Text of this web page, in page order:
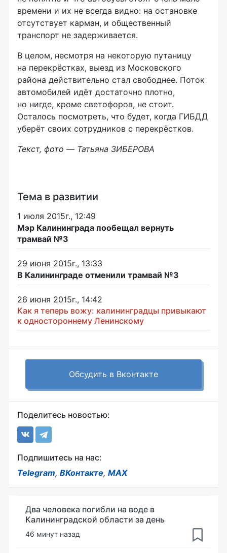
времени и их не всегда видно: на остановке
отсутствует карман, и общественный
транспорт не задерживается.
В целом, несмотря на некоторую путаницу
на перекрёстках, выезд из Московского
района действительно стал свободнее. Поток
автомобилей идёт достаточно плотно,
но нигде, кроме светофоров, не стоит.
Осталось посмотреть, что будет, когда ГИБДД
уберёт своих сотрудников с перекрёстков.
Текст, фото — Татьяна ЗИБЕРОВА
Тема в развитии
1 июля 2015г., 12:49
Мэр Калининграда пообещал вернуть
трамвай №3
29 июня 2015г., 13:33
В Калининграде отменили трамвай №3
26 июня 2015г., 14:42
Как я теперь вожу: калининградцы привыкают
к одностороннему Ленинскому
Обсудить в Вконтакте
Поделитесь новостью:
Подпишитесь на нас:
Telegram, ВКонтакте, MAX
Два человека погибли на воде в
Калининградской области за день
46 минут назад